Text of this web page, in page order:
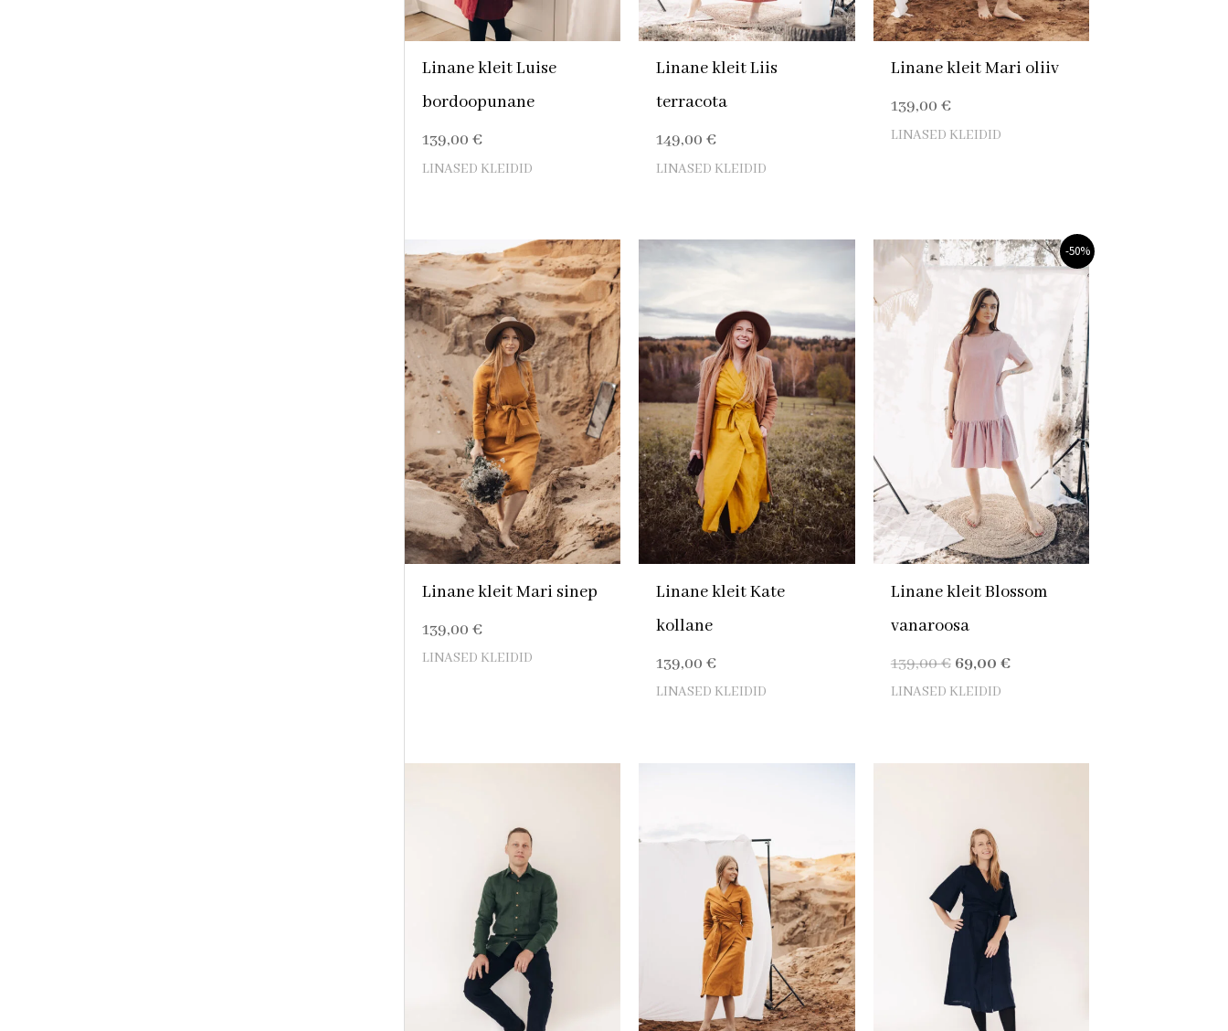
Linane kleit Luise
bordoopunane
139,00 €
LINASED KLEIDID
Linane kleit Liis
terracota
149,00€
LINASED KLEIDID
Linane kleit Mari oliiv
139,00 €
LINASED KLEIDID
Linane kleit Mari sinep
139,00 €
LINASED KLEIDID
Linane kleit Kate
kollane
139,00€
LINASED KLEIDID
-50%
Linane kleit Blossom
vanaroosa
139,00€
Algne
hind
oli:
139,00 €.
69,00 €
Praegune
hind
LINASED KLEIDID